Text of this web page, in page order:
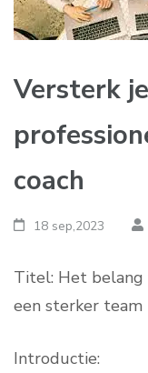
Versterk
coach
18 sep,2023
Titel: Het belang
een sterker team
Introductie: